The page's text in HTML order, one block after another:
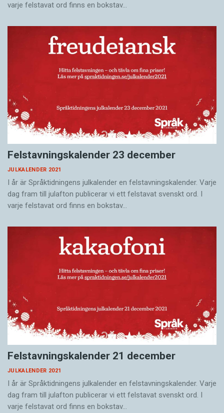
varje felstavat ord finns en bokstav…
Felstavningskalender 23 december
JULKALENDER 2021
I år är Språktidningens julkalender en felstavningskalender. Varje
dag fram till julafton publicerar vi ett felstavat svenskt ord. I
varje felstavat ord finns en bokstav…
Felstavningskalender 21 december
JULKALENDER 2021
I år är Språktidningens julkalender en felstavningskalender. Varje
dag fram till julafton publicerar vi ett felstavat svenskt ord. I
varje felstavat ord finns en bokstav…